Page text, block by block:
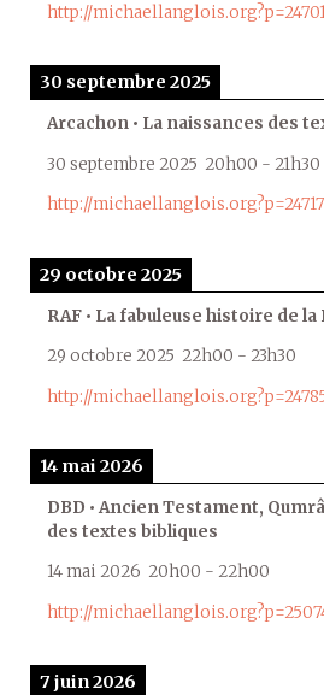
http://
30 septembre 2025
Arcachon • La naissances des
30 septembre 2025 20h00 - 21h30
http://michaellanglois.org?p=24717
29 octobre 2025
RAF • La fabuleuse histoire de la
29 octobre 2025 22h00 - 23h30
http://
14 mai 2026
DBD • Ancien Testament,
des textes bibliques
14 mai 2026 20h00 - 22h00
http://
7 juin 2026